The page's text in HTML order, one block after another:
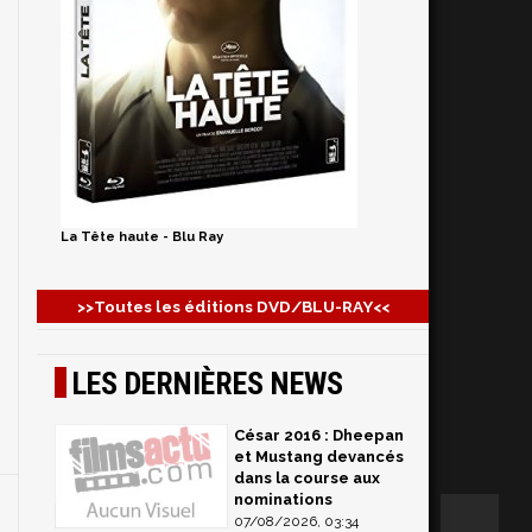
La Tête haute - Blu Ray
>>Toutes les éditions DVD/BLU-RAY<<
LES DERNIÈRES NEWS
César 2016 : Dheepan
et Mustang devancés
dans la course aux
nominations
07/08/2026, 03:34